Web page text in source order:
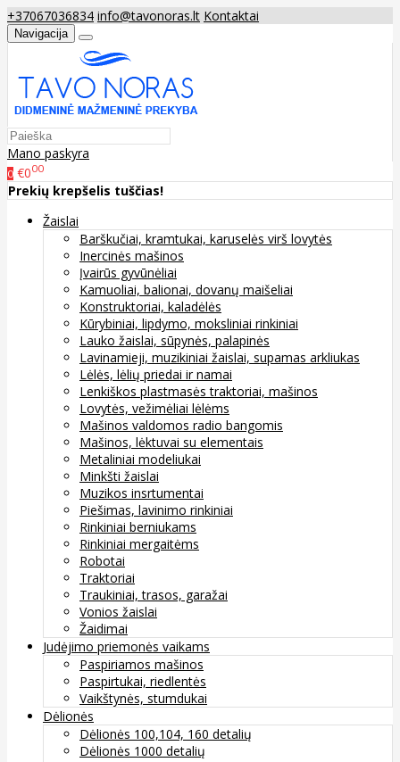
+37067036834 info@tavonoras.lt Kontaktai
Navigacija
Mano paskyra
0 €000
Prekių krepšelis tuščias!
Žaislai
Barškučiai, kramtukai, karuselės virš lovytės
Inercinės mašinos
Įvairūs gyvūnėliai
Kamuoliai, balionai, dovanų maišeliai
Konstruktoriai, kaladėlės
Kūrybiniai, lipdymo, moksliniai rinkiniai
Lauko žaislai, sūpynės, palapinės
Lavinamieji, muzikiniai žaislai, supamas arkliukas
Lėlės, lėlių priedai ir namai
Lenkiškos plastmasės traktoriai, mašinos
Lovytės, vežimėliai lėlėms
Mašinos valdomos radio bangomis
Mašinos, lėktuvai su elementais
Metaliniai modeliukai
Minkšti žaislai
Muzikos insrtumentai
Piešimas, lavinimo rinkiniai
Rinkiniai berniukams
Rinkiniai mergaitėms
Robotai
Traktoriai
Traukiniai, trasos, garažai
Vonios žaislai
Žaidimai
Judėjimo priemonės vaikams
Paspiriamos mašinos
Paspirtukai, riedlentės
Vaikštynės, stumdukai
Dėlionės
Dėlionės 100,104, 160 detalių
Dėlionės 1000 detalių